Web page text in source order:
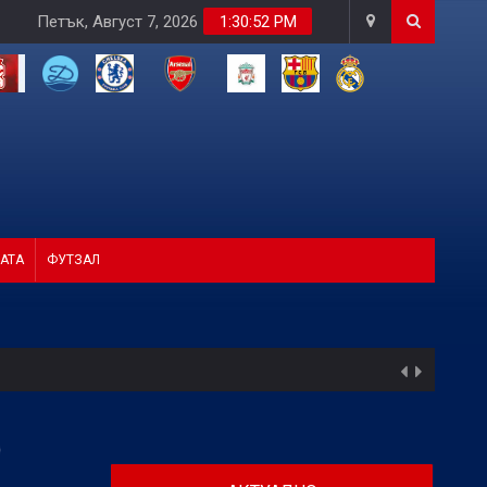
1:30:53 PM
Петък, Август 7, 2026
ФУТЗАЛ